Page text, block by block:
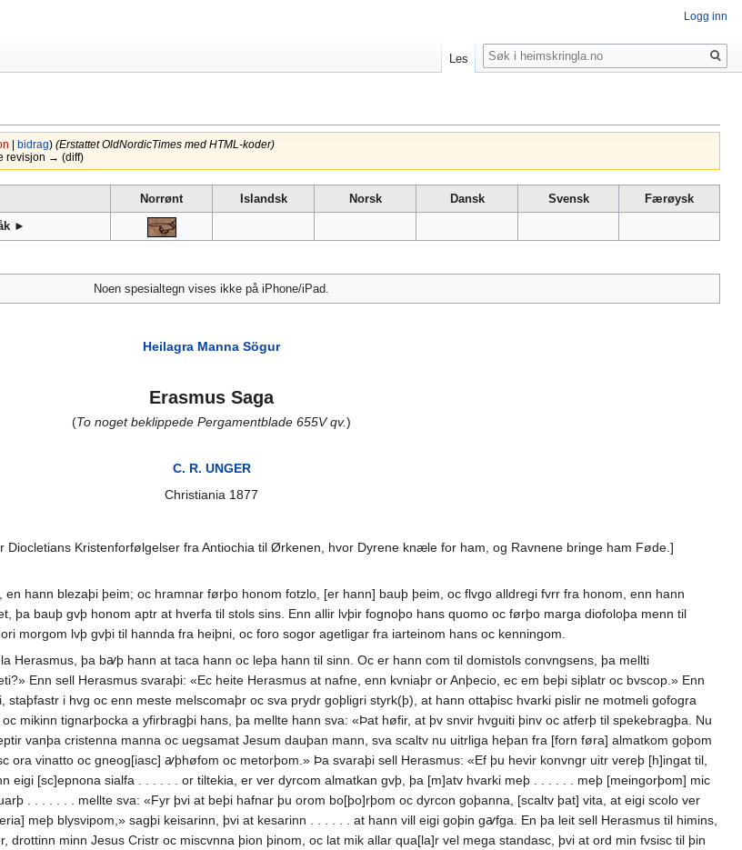
bidrag) (Erstattet OldNordicTimes med HTML-koder)
revisjon → (diff)
Norrønt Islandsk Norsk Dansk Svensk
Færøysk
►
Noen spesialtegn vises ikke på iPhone/iPad.
Heilagra Manna Sögur
Erasmus Saga
(To noget beklippede Pergamentblade 655V qv.)
C. R. UNGER
Christiania 1877
Diocletians Kristenforfølgelser fra Antiochia til Ørkenen, hvor Dyrene knæle for ham, og Ravnene bringe ham Føde.]
hann blezaþi þeim; oc hramnar førþo honom fotzlo, [er hann] bauþ þeim, oc flvgo alldregi fvrr fra honom, enn hann
þa bauþ gvþ honom aptr at hverfa til stols sins. Enn allir lvþir fognoþo hans quomo oc førþo marga diofoloþa menn til
morgom lvþ gvþi til hannda fra heiþni, oc foro sogor agetligar fra iarteinom hans oc kenningom.
Herasmus, þa bꜹþ hann at taca hann oc leþa hann til sinn. Oc er hann com til domistols convngsens, þa mellti
Enn sell Herasmus svaraþi: «Ec heite Herasmus at nafne, enn kvniaþr or Anþecio, ec em beþi siþlatr oc bvscop.» Enn
staþfastr i hvg oc enn meste melscomaþr oc sva prydr goþligri styrk(þ), at hann ottaþisc hvarki pislir ne motmeli gofogra
mikinn tignarþocka a yfirbragþi hans, þa mellte hann sva: «Þat høfir, at þv snvir hvguiti þinv oc atferþ til spekebragþa. Nu
vanþa cristenna manna oc uegsamat Jesum dauþan mann, sva scaltv nu uitrliga heþan fra [forn føra] almatkom goþom
ora vinatto oc gneog[iasc] ꜹþhøfom oc metorþom.» Þa svaraþi sell Herasmus: «Ef þu hevir konvngr uitr vereþ [h]ingat til,
eigi [sc]epnona sialfa . . . . . . or tiltekia, er ver dyrcom almatkan gvþ, þa [m]atv hvarki meþ . . . . . . meþ [meingorþom] mic
. . . . . . . mellte sva: «Fyr þvi at beþi hafnar þu orom bo[þo]rþom oc dyrcon goþanna, [scaltv þat] vita, at eigi scolo ver
meþ blysvipom,» sagþi keisarinn, þvi at kesarinn . . . . . . at hann vill eigi goþin gꜹfga. En þa leit sell Herasmus til himins,
drottinn minn Jesus Cristr oc miscvnna þion þinom, oc lat mik allar qua[la]r vel mega standasc, þvi at ord min fvsisc til þin
Logg inn
Les
Søk